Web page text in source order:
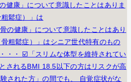
健康」について意識したことはありま
鬆症）」は